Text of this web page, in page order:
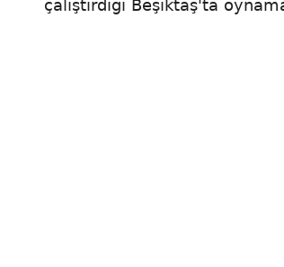
çalıştırdığı Beşiktaş'ta